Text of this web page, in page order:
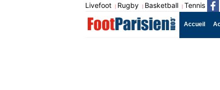
Livefoot | Rugby | Basketball | Tennis
Accueil